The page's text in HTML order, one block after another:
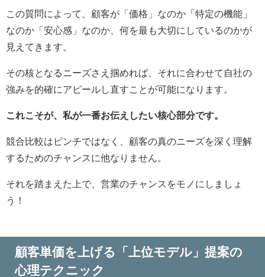
この質問によって、顧客が「価格」なのか「特定の機能」
なのか「安心感」なのか、何を最も大切にしているのかが
見えてきます。
その核となるニーズさえ掴めれば、それに合わせて自社の
強みを的確にアピールし直すことが可能になります。
これこそが、私が一番お伝えしたい核心部分です。
競合比較はピンチではなく、顧客の真のニーズを深く理解
するためのチャンスに他なりません。
それを踏まえた上で、営業のチャンスをモノにしましょ
う！
顧客単価を上げる「上位モデル」提案の
心理テクニック